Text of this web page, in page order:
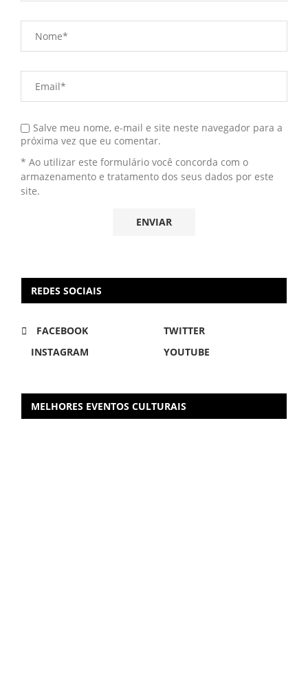
Salve meu nome, e-mail e site neste navegador para a
próxima vez que eu comentar.
* Ao utilizar este formulário você concorda com o
armazenamento e tratamento dos seus dados por este
site.
REDES SOCIAIS
FACEBOOK
TWITTER
INSTAGRAM
YOUTUBE
MELHORES EVENTOS CULTURAIS